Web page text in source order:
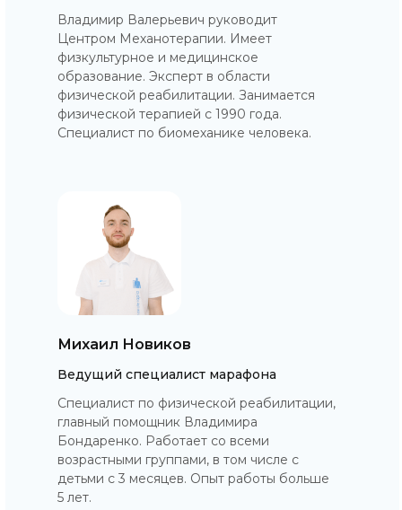
Владимир Валерьевич руководит
Центром Механотерапии. Имеет
физкультурное и медицинское
образование. Эксперт в области
физической реабилитации. Занимается
физической терапией с 1990 года.
Специалист по биомеханике человека.
Михаил Новиков
Ведущий специалист марафона
Специалист по физической реабилитации,
главный помощник Владимира
Бондаренко. Работает со всеми
возрастными группами, в том числе с
детьми с 3 месяцев. Опыт работы больше
5 лет.